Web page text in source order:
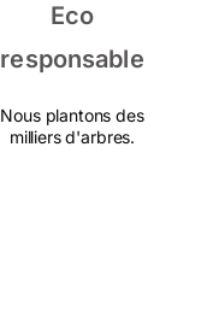
Eco
responsable
Nous plantons des
milliers d'arbres.